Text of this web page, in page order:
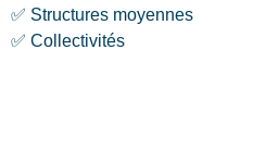
✅ Structures moyennes
✅ Collectivités